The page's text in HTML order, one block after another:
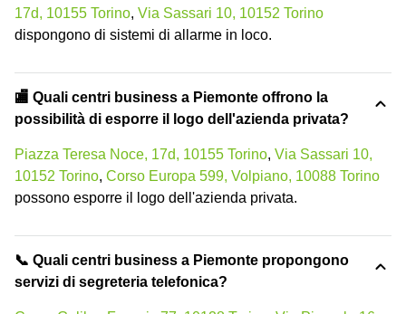
17d, 10155 Torino, Via Sassari 10, 10152 Torino
dispongono di sistemi di allarme in loco.
🏬 Quali centri business a Piemonte offrono la
possibilità di esporre il logo dell'azienda privata?
Piazza Teresa Noce, 17d, 10155 Torino, Via Sassari 10,
10152 Torino, Corso Europa 599, Volpiano, 10088 Torino
possono esporre il logo dell'azienda privata.
📞 Quali centri business a Piemonte propongono
servizi di segreteria telefonica?